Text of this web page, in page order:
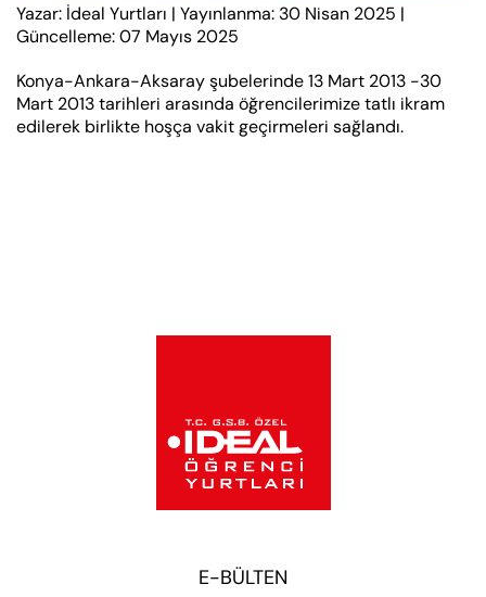
Yazar: İdeal Yurtları | Yayınlanma: 30 Nisan 2025 |
Güncelleme: 07 Mayıs 2025
Konya-Ankara-Aksaray şubelerinde 13 Mart 2013 -30
Mart 2013 tarihleri arasında öğrencilerimize tatlı ikram
edilerek birlikte hoşça vakit geçirmeleri sağlandı.
E-BÜLTEN